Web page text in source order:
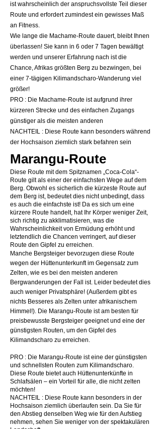
ist wahrscheinlich der anspruchsvollste Teil dieser
Route und erfordert zumindest ein gewisses Maß
an Fitness.
Wie lange die Machame-Route dauert, bleibt Ihnen
überlassen! Sie kann in 6 oder 7 Tagen bewältigt
werden und unserer Erfahrung nach ist die
Chance, Afrikas größten Berg zu bezwingen, bei
einer 7-tägigen Kilimandscharo-Wanderung viel
größer!
PRO : Die Machame-Route ist aufgrund ihrer
kürzeren Strecke und des einfachen Zugangs
günstiger als die meisten anderen
NACHTEIL : Diese Route kann besonders während
der Hochsaison ziemlich stark befahren sein
Marangu-Route
Diese Route mit dem Spitznamen „Coca-Cola“-
Route gilt als einer der einfachsten Wege auf dem
Berg. Obwohl es sicherlich die kürzeste Route auf
dem Berg ist, bedeutet dies nicht unbedingt, dass
es auch die einfachste ist! Da es sich um eine
kürzere Route handelt, hat Ihr Körper weniger Zeit,
sich richtig zu akklimatisieren, was die
Wahrscheinlichkeit von Ermüdung erhöht und
letztendlich die Chancen verringert, auf dieser
Route den Gipfel zu erreichen.
Manche Bergsteiger bevorzugen diese Route
wegen der Hüttenunterkunft im Gegensatz zum
Zelten, wie es bei den meisten anderen
Bergwanderungen der Fall ist. Leider bedeutet dies
auch weniger Privatsphäre! (Außerdem gibt es
nichts Besseres als Zelten unter afrikanischem
Himmel!). Die Marangu-Route ist am besten für
preisbewusste Bergsteiger geeignet und eine der
günstigsten Routen, um den Gipfel des
Kilimandscharo zu erreichen.
PRO : Die Marangu-Route ist eine der günstigsten
und schnellsten Routen zum Kilimandscharo.
Diese Route bietet auch Hüttenunterkünfte in
Schlafsälen – ein Vorteil für alle, die nicht zelten
möchten!
NACHTEIL : Diese Route kann besonders in der
Hochsaison ziemlich überlaufen sein. Da Sie für
den Abstieg denselben Weg wie für den Aufstieg
nehmen, sehen Sie weniger von der spektakulären